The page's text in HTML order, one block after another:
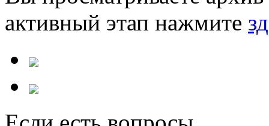
активный этап нажмите